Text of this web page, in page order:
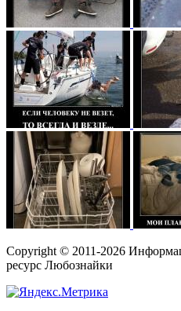
Copyright © 2011-2026
ресурс Любознайки